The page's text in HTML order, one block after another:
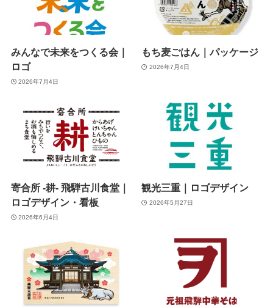
みんなで未来をつくる会｜
ロゴ
2026年7月4日
もち麦ごはん｜パッケージ
2026年7月4日
寄合所 -耕- 飛騨古川食堂｜
ロゴデザイン・看板
2026年6月4日
観光三重｜ロゴデザイン
2026年5月27日